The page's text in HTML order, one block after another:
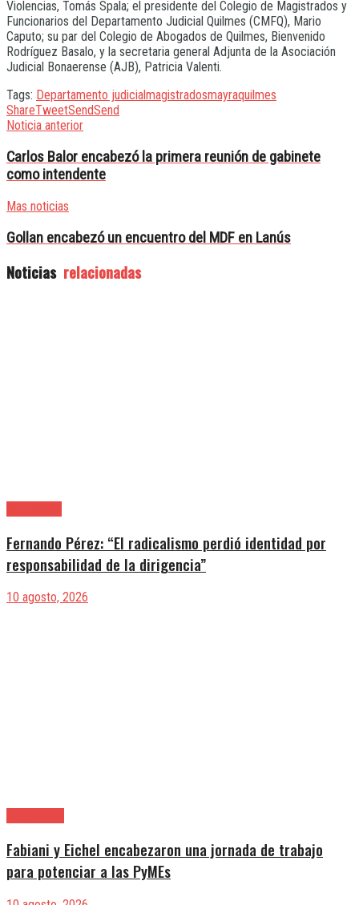
Violencias, Tomás Spala; el presidente del Colegio de Magistrados y
Funcionarios del Departamento Judicial Quilmes (CMFQ), Mario
Caputo; su par del Colegio de Abogados de Quilmes, Bienvenido
Rodríguez Basalo, y la secretaria general Adjunta de la Asociación
Judicial Bonaerense (AJB), Patricia Valenti.
Tags: Departamento judicialmagistradosmayraquilmes
ShareTweetSendSend
Noticia anterior
Carlos Balor encabezó la primera reunión de gabinete
como intendente
Mas noticias
Gollan encabezó un encuentro del MDF en Lanús
Noticias relacionadas
Fernando Pérez: “El radicalismo perdió identidad por
responsabilidad de la dirigencia”
10 agosto, 2026
Fabiani y Eichel encabezaron una jornada de trabajo
para potenciar a las PyMEs